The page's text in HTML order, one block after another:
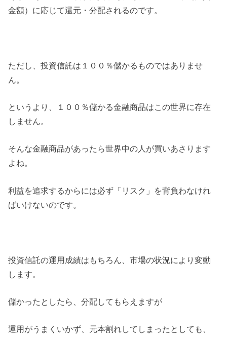
金額）に応じて還元・分配されるのです。
ただし、投資信託は１００％儲かるものではありませ
ん。
というより、１００％儲かる金融商品はこの世界に存在
しません。
そんな金融商品があったら世界中の人が買いあさります
よね。
利益を追求するからには必ず「リスク」を背負わなけれ
ばいけないのです。
投資信託の運用成績はもちろん、市場の状況により変動
します。
儲かったとしたら、分配してもらえますが
運用がうまくいかず、元本割れしてしまったとしても、